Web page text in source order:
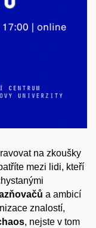
na zkoušky
mezi lidi, kteří
a ambicí
znalostí,
, nejste v tom